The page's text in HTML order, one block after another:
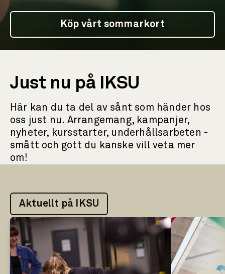
Köp vårt sommarkort
Just nu på IKSU
Här kan du ta del av sånt som händer hos
oss just nu. Arrangemang, kampanjer,
nyheter, kursstarter, underhållsarbeten -
smått och gott du kanske vill veta mer
om!
Aktuellt på IKSU